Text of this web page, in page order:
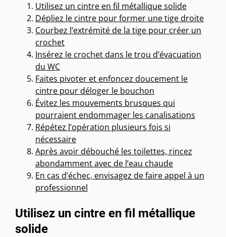
Utilisez un cintre en fil métallique solide
Dépliez le cintre pour former une tige droite
Courbez l’extrémité de la tige pour créer un
crochet
Insérez le crochet dans le trou d’évacuation
du WC
Faites pivoter et enfoncez doucement le
cintre pour déloger le bouchon
Évitez les mouvements brusques qui
pourraient endommager les canalisations
Répétez l’opération plusieurs fois si
nécessaire
Après avoir débouché les toilettes, rincez
abondamment avec de l’eau chaude
En cas d’échec, envisagez de faire appel à un
professionnel
Utilisez un cintre en fil métallique
solide